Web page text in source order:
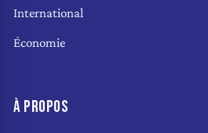
International
Économie
À PROPOS